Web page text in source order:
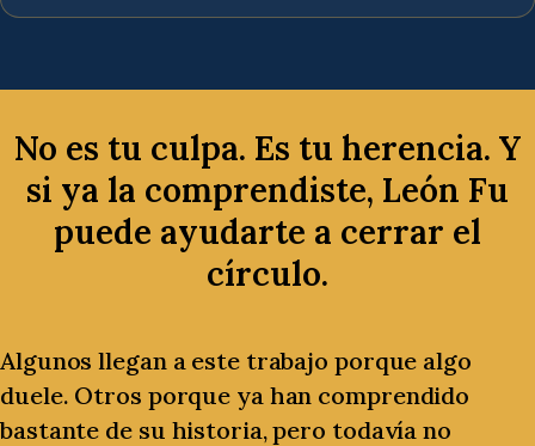
No es tu culpa. Es tu herencia. Y
si ya la comprendiste, León Fu
puede ayudarte a cerrar el
círculo.
Algunos llegan a este trabajo porque algo
duele. Otros porque ya han comprendido
bastante de su historia, pero todavía no